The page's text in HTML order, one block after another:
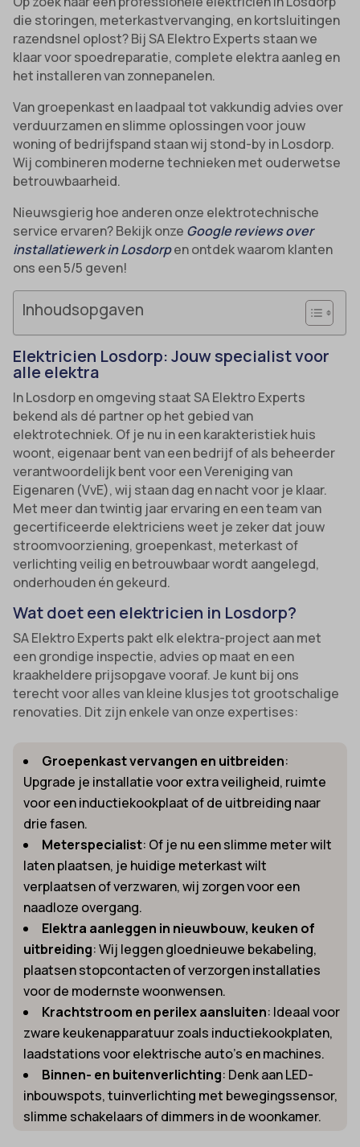
die storingen, meterkastvervanging, en kortsluitingen
razendsnel oplost? Bij SA Elektro Experts staan we
klaar voor spoedreparatie, complete elektra aanleg en
het installeren van zonnepanelen.
Van groepenkast en laadpaal tot vakkundig advies over
verduurzamen en slimme oplossingen voor jouw
woning of bedrijfspand staan wij stond-by in Losdorp.
Wij combineren moderne technieken met ouderwetse
betrouwbaarheid.
Nieuwsgierig hoe anderen onze elektrotechnische
service ervaren? Bekijk onze Google reviews over
installatiewerk in Losdorpen ontdek waarom klanten
ons een 5/5 geven!
Inhoudsopgaven
Elektricien Losdorp: Jouw specialist voor
alle elektra
In Losdorp en omgeving staat SA Elektro Experts
bekend als dé partner op het gebied van
elektrotechniek. Of je nu in een karakteristiek huis
woont, eigenaar bent van een bedrijf of als beheerder
verantwoordelijk bent voor een Vereniging van
Eigenaren (VvE), wij staan dag en nacht voor je klaar.
Met meer dan twintig jaar ervaring en een team van
gecertificeerde elektriciens weet je zeker dat jouw
stroomvoorziening, groepenkast, meterkast of
verlichting veilig en betrouwbaar wordt aangelegd,
onderhouden én gekeurd.
Wat doet een elektricien in Losdorp?
SA Elektro Experts pakt elk elektra-project aan met
een grondige inspectie, advies op maat en een
kraakheldere prijsopgave vooraf. Je kunt bij ons
terecht voor alles van kleine klusjes tot grootschalige
renovaties. Dit zijn enkele van onze expertises:
Groepenkast vervangen en uitbreiden:
Upgrade je installatie voor extra veiligheid, ruimte
voor een inductiekookplaat of de uitbreiding naar
drie fasen.
Meterspecialist: Of je nu een slimme meter wilt
laten plaatsen, je huidige meterkast wilt
verplaatsen of verzwaren, wij zorgen voor een
naadloze overgang.
Elektra aanleggen in nieuwbouw, keuken of
uitbreiding: Wij leggen gloednieuwe bekabeling,
plaatsen stopcontacten of verzorgen installaties
voor de modernste woonwensen.
Krachtstroom en perilex aansluiten: Ideaal voor
zware keukenapparatuur zoals inductiekookplaten,
laadstations voor elektrische auto’s en machines.
Binnen- en buitenverlichting: Denk aan LED-
inbouwspots, tuinverlichting met bewegingssensor,
slimme schakelaars of dimmers in de woonkamer.